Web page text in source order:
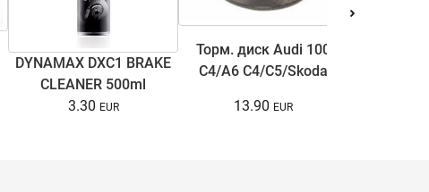
DYNAMAX DXC1 BRAKE
CLEANER 500ml
3.30
Торм. диск Audi 100
C4/A6 C4/C5/Skoda
B5/B5.5 1.6-3.7 90-08
13.90